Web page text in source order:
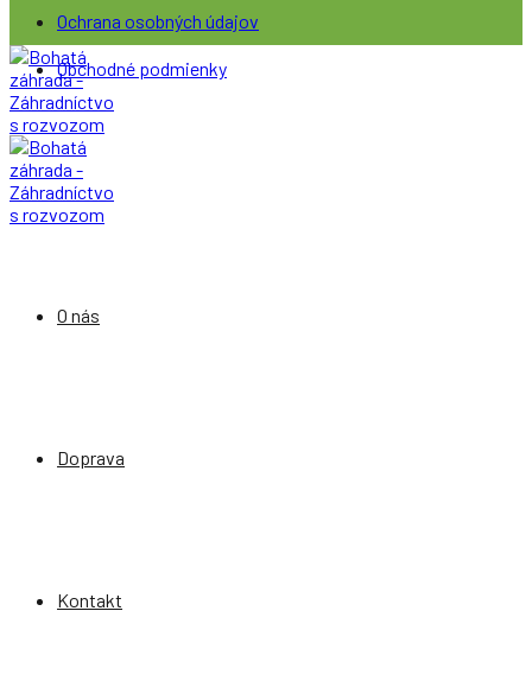
Ochrana osobných údajov
Obchodné podmienky
O nás
Doprava
Kontakt